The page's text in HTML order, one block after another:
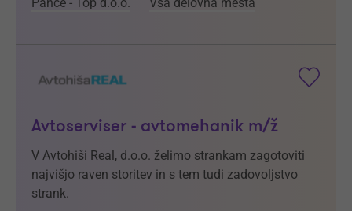
Pance - Top d.o.o. Vsa delovna mesta
Avtoserviser - avtomehanik m/ž
V Avtohiši Real, d.o.o. želimo strankam zagotoviti
najvišjo raven storitev in s tem tudi zadovoljstvo
strank.